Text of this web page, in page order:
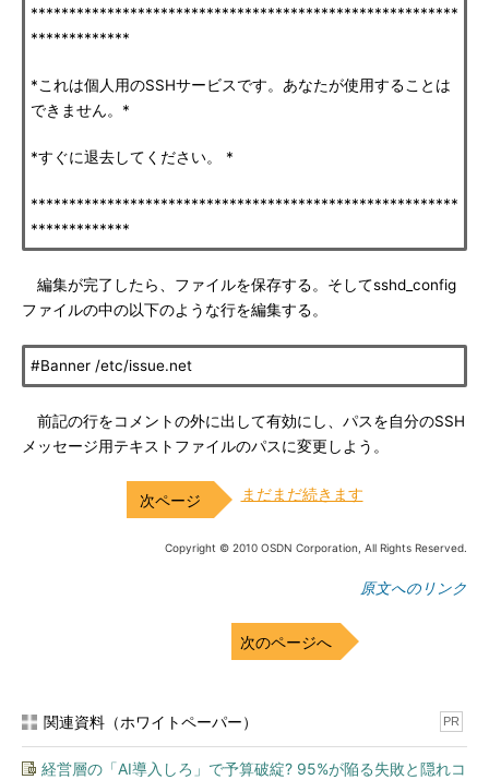
********************************************************
*************
*これは個人用のSSHサービスです。あなたが使用することは
できません。*
*すぐに退去してください。 *
********************************************************
*************
編集が完了したら、ファイルを保存する。そしてsshd_config
ファイルの中の以下のような行を編集する。
#Banner /etc/issue.net
前記の行をコメントの外に出して有効にし、パスを自分のSSH
メッセージ用テキストファイルのパスに変更しよう。
まだまだ続きます
Copyright © 2010 OSDN Corporation, All Rights Reserved.
原文へのリンク
次のページへ
関連資料（ホワイトペーパー） PR
経営層の「AI導入しろ」で予算破綻? 95%が陥る失敗と隠れコ